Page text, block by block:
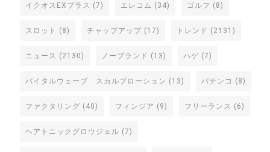
イクオスEXプラス (7) エレコム (34) ゴルフ (8)
スロット (8) チャップアップ (17) トレンド (2131)
ニュース (2130) ノーブランド (13) ハゲ (7)
バイタルウェーブ スカルプローション (13) パチンコ (8)
ファクタリング (40) フィンジア (9) フリーランス (6)
ヘアトニックグロウジェル (7)